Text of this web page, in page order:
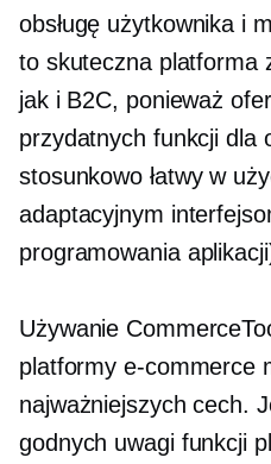
obsługę użytkownika i
to skuteczna platforma
jak i B2C, ponieważ
przydatnych funkcji dla
stosunkowo łatwy w
adaptacyjnym
programowania
Używanie
platformy e-commerce
najważniejszych cech.
godnych uwagi funkcji